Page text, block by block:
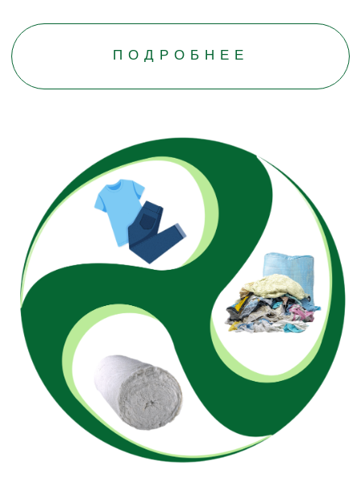
С любовью и заботой к природе, мы
собираем и сортируем ненужную одежду,
чтобы дать ей вторую жизнь. Вы приводите в
порядок свой гардероб, а мы следим за тем,
чтобы ничего не пропало впустую
ПОДРОБНЕЕ
ДАРИМ ОДЕЖДЕ
ВТОРУЮ ЖИЗНЬ